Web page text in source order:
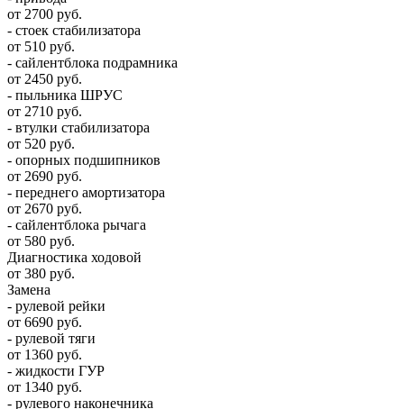
от 2700 руб.
- стоек стабилизатора
от 510 руб.
- сайлентблока подрамника
от 2450 руб.
- пыльника ШРУС
от 2710 руб.
- втулки стабилизатора
от 520 руб.
- опорных подшипников
от 2690 руб.
- переднего амортизатора
от 2670 руб.
- сайлентблока рычага
от 580 руб.
Диагностика ходовой
от 380 руб.
Замена
- рулевой рейки
от 6690 руб.
- рулевой тяги
от 1360 руб.
- жидкости ГУР
от 1340 руб.
- рулевого наконечника